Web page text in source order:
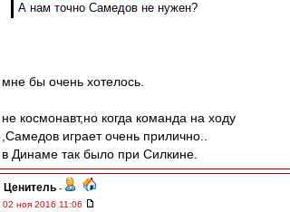
А нам точно Самедов не нужен?
мне бы очень хотелось.
не космонавт,но когда команда на ходу
,Самедов играет очень прилично..
в Динаме так было при Силкине.
Ценитель -
02 ноя 2016 11:06